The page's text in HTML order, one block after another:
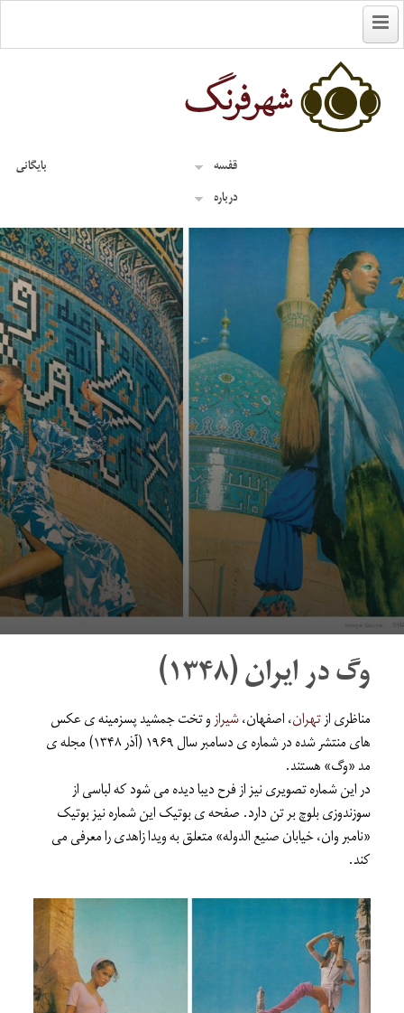
قفسه
بایگانی
درباره
وگ در ایران (۱۳۴۸)
مناظری ازتهران، اصفهان،شیراز و تخت جمشید پسزمینه ی ‫عکس
های منتشر شده در شماره ی دسامبر سال ۱۹۶۹ (آذر ۱۳۴۸) مجله ی
مد «وگ‬» هستند.
در این شماره تصویری نیز از فرح دیبا دیده می شود که لباسی از
سوزندوزی بلوچ بر تن دارد. صفحه ی بوتیک این شماره نیز بوتیک
«نامبر وان، خیابان صنیع الدوله» متعلق به ویدا زاهدی را معرفی می
کند.